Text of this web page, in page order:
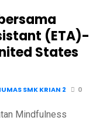
(ETA)-
States
SMK KRIAN 2 0
Mindfulness